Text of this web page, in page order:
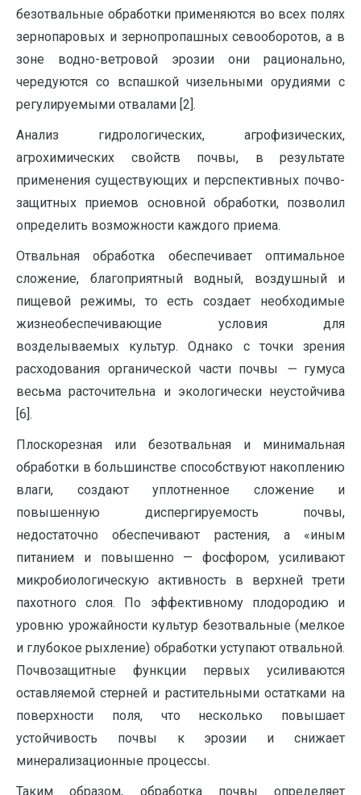
безотвальные обработки применяются во всех полях
зернопаровых и зернопропашных севооборотов, а в
зоне водно-ветровой эрозии они рационально,
чередуются со вспашкой чизельными орудиями с
регулируемыми отвалами [2].
Анализ гидрологических, агрофизических,
агрохимических свойств почвы, в результате
применения существующих и перспективных почво­
защитных приемов основной обработки, позволил
определить возможности каждого приема.
Отвальная обработка обеспечивает оптимальное
сложение, благо­приятный водный, воздушный и
пищевой режимы, то есть создает необ­ходимые
жизнеобеспечивающие условия для
возделываемых культур. Однако с точки зрения
расходования органической части почвы — гумуса
весьма расточительна и экологически неустойчива
[6].
Плоскорезная или безотвальная и минимальная
обработки в большин­стве способствуют накоплению
влаги, создают уплотненное сложение и
повышенную диспергируемость почвы,
недостаточно обеспечивают растения, а «иным
питанием и повышенно — фосфором, усиливают
мик­робиологическую активность в верхней трети
пахотного слоя. По эффек­тивному плодородию и
уровню урожайности культур безотвальные (мел­кое
и глубокое рыхление) обработки уступают отвальной.
Почвозащит­ные функции первых усиливаются
оставляемой стерней и растительными остатками на
поверхности поля, что несколько повышает
устойчивость почвы к эрозии и снижает
минерализационные процессы.
Таким образом, обработка почвы определяет